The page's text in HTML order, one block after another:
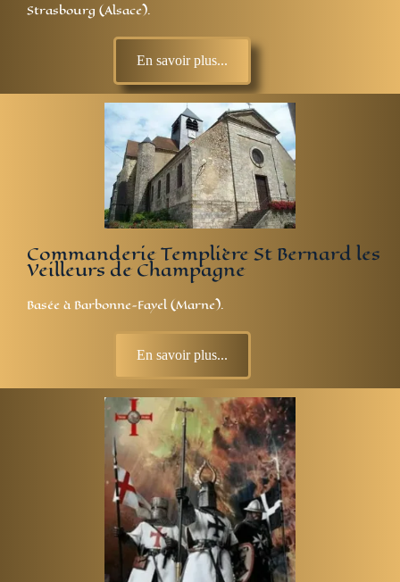
Strasbourg (Alsace).
En savoir plus...
Commanderie Templière St Bernard les
Veilleurs de Champagne
Basée à Barbonne-Fayel (Marne).
En savoir plus...